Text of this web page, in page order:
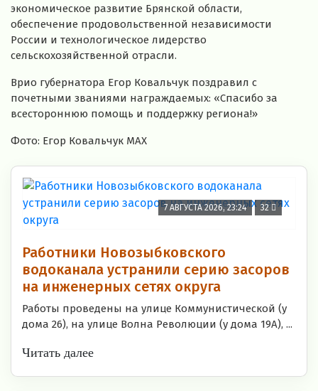
экономическое развитие Брянской области,
обеспечение продовольственной независимости
России и технологическое лидерство
сельскохозяйственной отрасли.
Врио губернатора Егор Ковальчук поздравил с
почетными званиями награждаемых: «Спасибо за
всестороннюю помощь и поддержку региона!»
Фото: Егор Ковальчук МАХ
7 АВГУСТА 2026, 23:24 32
Работники Новозыбковского
водоканала устранили серию засоров
на инженерных сетях округа
Работы проведены на улице Коммунистической (у
дома 26), на улице Волна Революции (у дома 19А), ...
Читать далее